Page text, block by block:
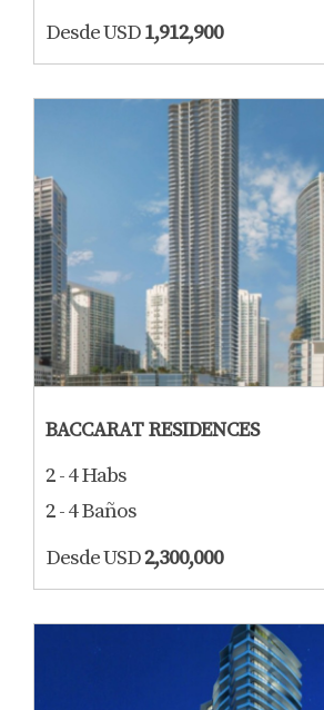
Desde USD1,912,900
BACCARAT RESIDENCES
2 - 4 Habs
2 - 4 Baños
Desde USD2,300,000